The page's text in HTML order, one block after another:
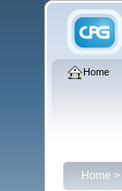
Home
Home >